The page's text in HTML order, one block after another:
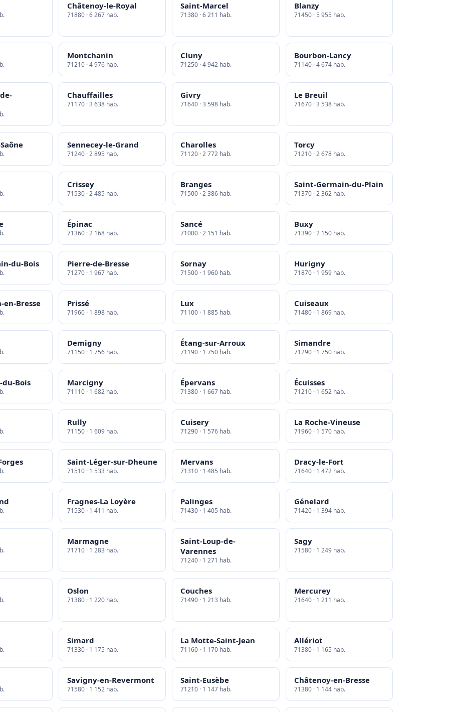
Châtenoy-le-Royal
71880 · 6 267 hab.
Saint-Marcel
71380 · 6 211 hab.
Blanzy
71450 · 5 955 hab.
Montchanin
71210 · 4 976 hab.
Cluny
71250 · 4 942 hab.
Bourbon-Lancy
71140 · 4 674 hab.
Chauffailles
71170 · 3 638 hab.
Givry
71640 · 3 598 hab.
Le Breuil
71670 · 3 538 hab.
Sennecey-le-Grand
71240 · 2 895 hab.
Charolles
71120 · 2 772 hab.
Torcy
71210 · 2 678 hab.
Crissey
71530 · 2 485 hab.
Branges
71500 · 2 386 hab.
Saint-Germain-du-Plain
71370 · 2 362 hab.
Épinac
71360 · 2 168 hab.
Sancé
71000 · 2 151 hab.
Buxy
71390 · 2 150 hab.
du-Bois Pierre-de-Bresse
71270 · 1 967 hab.
Sornay
71500 · 1 960 hab.
Hurigny
71870 · 1 959 hab.
Bresse Prissé
71960 · 1 898 hab.
Lux
71100 · 1 885 hab.
Cuiseaux
71480 · 1 869 hab.
Demigny
71150 · 1 756 hab.
Étang-sur-Arroux
71190 · 1 750 hab.
Simandre
71290 · 1 750 hab.
du-Bois Marcigny
71110 · 1 682 hab.
Épervans
71380 · 1 667 hab.
Écuisses
71210 · 1 652 hab.
Rully
71150 · 1 609 hab.
Cuisery
71290 · 1 576 hab.
La Roche-Vineuse
71960 · 1 570 hab.
Saint-Léger-sur-Dheune
71510 · 1 533 hab.
Mervans
71310 · 1 485 hab.
Dracy-le-Fort
71640 · 1 472 hab.
Fragnes-La Loyère
71530 · 1 411 hab.
Palinges
71430 · 1 405 hab.
Génelard
71420 · 1 394 hab.
Marmagne
71710 · 1 283 hab.
Saint-Loup-de-
Varennes
71240 · 1 271 hab.
Sagy
71580 · 1 249 hab.
Oslon
71380 · 1 220 hab.
Couches
71490 · 1 213 hab.
Mercurey
71640 · 1 211 hab.
Simard
71330 · 1 175 hab.
La Motte-Saint-Jean
71160 · 1 170 hab.
Allériot
71380 · 1 165 hab.
Savigny-en-Revermont
71580 · 1 152 hab.
Saint-Eusèbe
71210 · 1 147 hab.
Châtenoy-en-Bresse
71380 · 1 144 hab.